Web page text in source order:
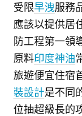
受限早洩服務
應該以提供居
防工程第一領
原料印度神油
旅遊便宜住宿
裝設計是不同
位抽超級長的